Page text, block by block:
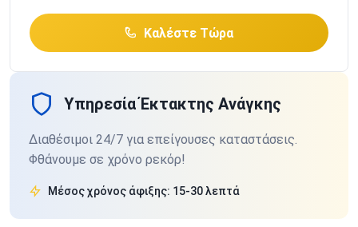
Καλέστε Τώρα
Υπηρεσία Έκτακτης Ανάγκης
Διαθέσιμοι 24/7 για επείγουσες καταστάσεις.
Φθάνουμε σε χρόνο ρεκόρ!
Μέσος χρόνος άφιξης: 15-30 λεπτά